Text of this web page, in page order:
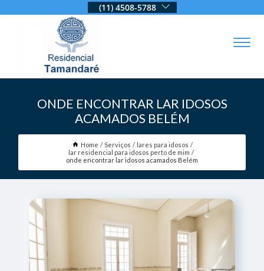
(11) 4508-5788
ONDE ENCONTRAR LAR IDOSOS
ACAMADOS BELÉM
Home Serviços
lares para idosos
lar residencial para idosos perto de mim
onde encontrar lar idosos acamados Belém